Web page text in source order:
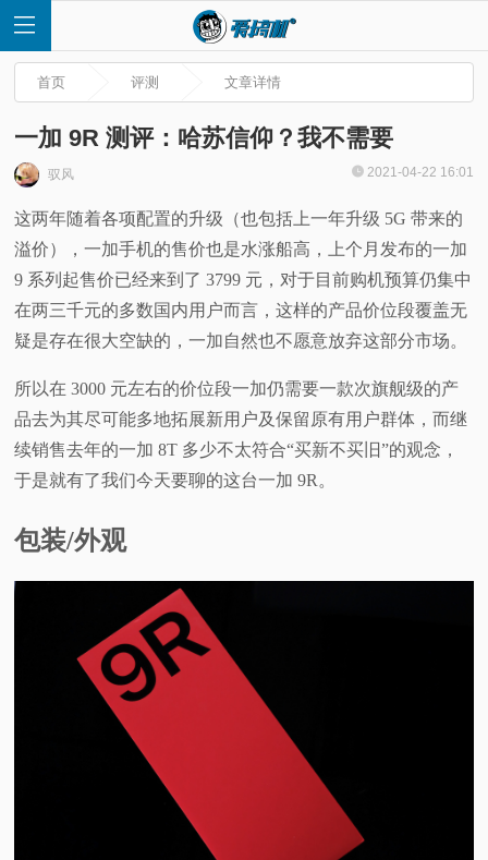
页
快
评
测
视
频
首页 评测 文章详情
一加 9R 测评：哈苏信仰？我不需要
驭风 2021-04-22 16:01
这两年随着各项配置的升级（也包括上一年升级 5G 带来的
溢价），一加手机的售价也是水涨船高，上个月发布的一加
9 系列起售价已经来到了 3799 元，对于目前购机预算仍集中
在两三千元的多数国内用户而言，这样的产品价位段覆盖无
疑是存在很大空缺的，一加自然也不愿意放弃这部分市场。
所以在 3000 元左右的价位段一加仍需要一款次旗舰级的产
品去为其尽可能多地拓展新用户及保留原有用户群体，而继
续销售去年的一加 8T 多少不太符合“买新不买旧”的观念，
于是就有了我们今天要聊的这台一加 9R。
包装/外观